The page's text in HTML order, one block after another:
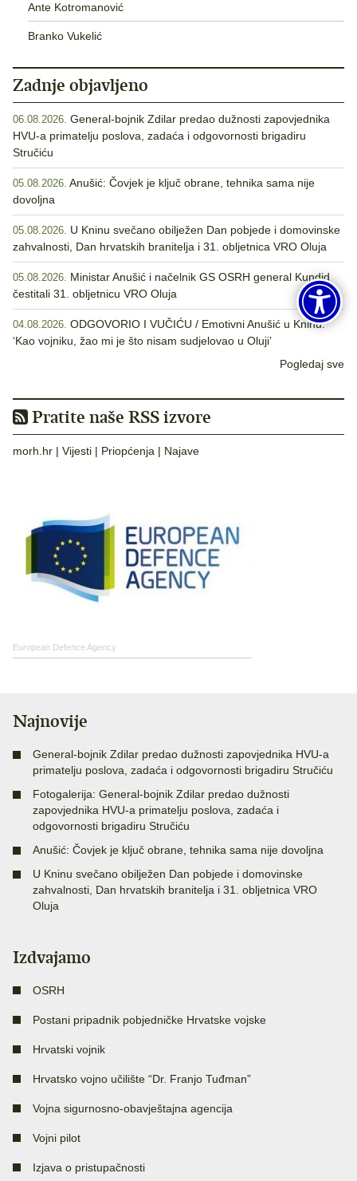
Ante Kotromanović
Branko Vukelić
Zadnje objavljeno
06.08.2026. General-bojnik Zdilar predao dužnosti zapovjednika
HVU-a primatelju poslova, zadaća i odgovornosti brigadiru
Stručiću
05.08.2026. Anušić: Čovjek je ključ obrane, tehnika sama nije
dovoljna
05.08.2026. U Kninu svečano obilježen Dan pobjede i domovinske
zahvalnosti, Dan hrvatskih branitelja i 31. obljetnica VRO Oluja
05.08.2026. Ministar Anušić i načelnik GS OSRH general Kundid
čestitali 31. obljetnicu VRO Oluja
04.08.2026. ODGOVORIO I VUČIĆU / Emotivni Anušić u Kninu:
‘Kao vojniku, žao mi je što nisam sudjelovao u Oluji’
Pogledaj sve
Pratite naše RSS izvore
morh.hr | Vijesti | Priopćenja | Najave
European Defence Agency
Najnovije
General-bojnik Zdilar predao dužnosti zapovjednika HVU-a
primatelju poslova, zadaća i odgovornosti brigadiru Stručiću
Fotogalerija: General-bojnik Zdilar predao dužnosti
zapovjednika HVU-a primatelju poslova, zadaća i
odgovornosti brigadiru Stručiću
Anušić: Čovjek je ključ obrane, tehnika sama nije dovoljna
U Kninu svečano obilježen Dan pobjede i domovinske
zahvalnosti, Dan hrvatskih branitelja i 31. obljetnica VRO
Oluja
Izdvajamo
OSRH
Postani pripadnik pobjedničke Hrvatske vojske
Hrvatski vojnik
Hrvatsko vojno učilište “Dr. Franjo Tuđman”
Vojna sigurnosno-obavještajna agencija
Vojni pilot
Izjava o pristupačnosti